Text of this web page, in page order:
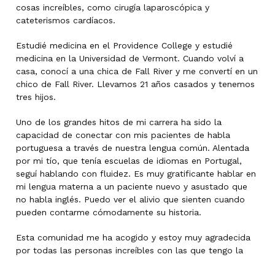
cosas increíbles, como cirugía laparoscópica y
cateterismos cardíacos.
Estudié medicina en el Providence College y estudié
medicina en la Universidad de Vermont. Cuando volví a
casa, conocí a una chica de Fall River y me convertí en un
chico de Fall River. Llevamos 21 años casados y tenemos
tres hijos.
Uno de los grandes hitos de mi carrera ha sido la
capacidad de conectar con mis pacientes de habla
portuguesa a través de nuestra lengua común. Alentada
por mi tío, que tenía escuelas de idiomas en Portugal,
seguí hablando con fluidez. Es muy gratificante hablar en
mi lengua materna a un paciente nuevo y asustado que
no habla inglés. Puedo ver el alivio que sienten cuando
pueden contarme cómodamente su historia.
Esta comunidad me ha acogido y estoy muy agradecida
por todas las personas increíbles con las que tengo la